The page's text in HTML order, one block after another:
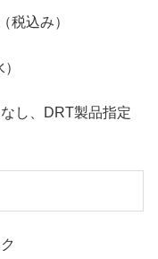
込み）
し、DRT製品指定